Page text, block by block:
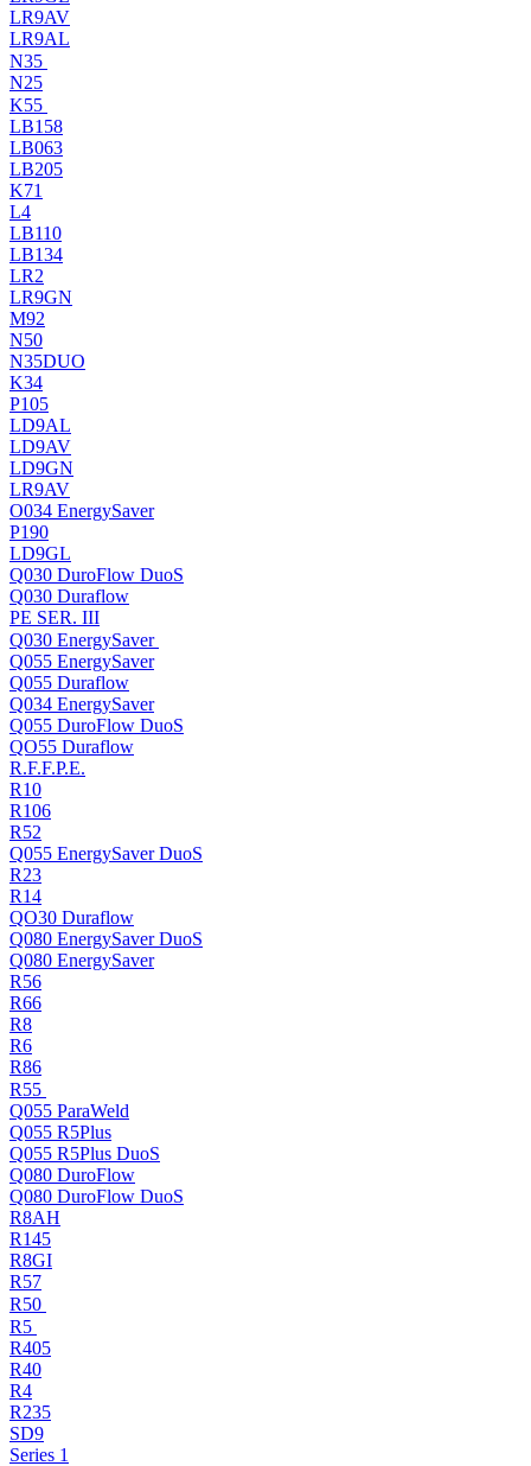
LR9AV
LR9AL
N35
N25
K55
LB158
LB063
LB205
K71
L4
LB110
LB134
LR2
LR9GN
M92
N50
N35DUO
K34
P105
LD9AL
LD9AV
LD9GN
LR9AV
O034 EnergySaver
P190
LD9GL
Q030 DuroFlow DuoS
Q030 Duraflow
PE SER. III
Q030 EnergySaver
Q055 EnergySaver
Q055 Duraflow
Q034 EnergySaver
Q055 DuroFlow DuoS
QO55 Duraflow
R.F.F.P.E.
R10
R106
R52
Q055 EnergySaver DuoS
R23
R14
QO30 Duraflow
Q080 EnergySaver DuoS
Q080 EnergySaver
R56
R66
R8
R6
R86
R55
Q055 ParaWeld
Q055 R5Plus
Q055 R5Plus DuoS
Q080 DuroFlow
Q080 DuroFlow DuoS
R8AH
R145
R8GI
R57
R50
R5
R405
R40
R4
R235
SD9
Series 1